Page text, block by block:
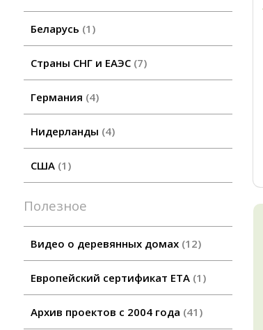
Беларусь 1
Страны СНГ и ЕАЭС 7
Германия 4
Нидерланды 4
США 1
Полезное
Видео о деревянных домах 12
Европейский сертификат ETA 1
Архив проектов с 2004 года 41